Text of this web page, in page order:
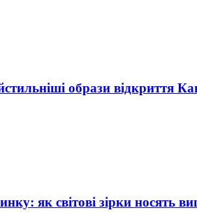
образи відкриття
як світові зірки носять